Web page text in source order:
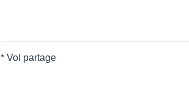
* Vol partage